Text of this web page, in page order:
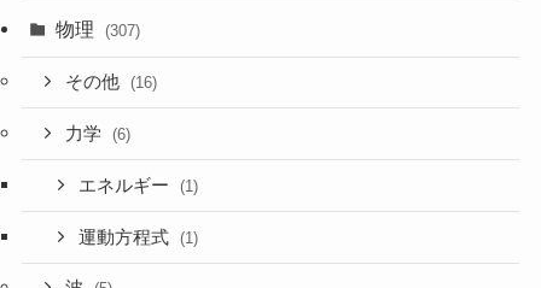
物理 (307)
その他 (16)
力学 (6)
エネルギー (1)
運動方程式 (1)